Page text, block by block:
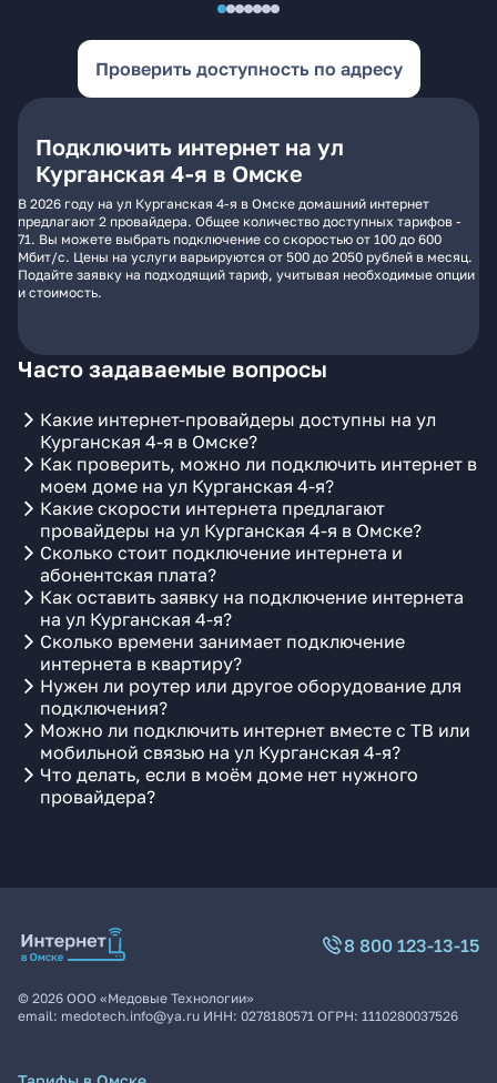
Проверить доступность по адресу
Подключить интернет на ул
Курганская 4-я в Омске
В 2026 году на ул Курганская 4-я в Омске домашний интернет
предлагают 2 провайдера. Общее количество доступных тарифов -
71. Вы можете выбрать подключение со скоростью от 100 до 600
Мбит/с. Цены на услуги варьируются от 500 до 2050 рублей в месяц.
Подайте заявку на подходящий тариф, учитывая необходимые опции
и стоимость.
Часто задаваемые вопросы
Какие интернет-провайдеры доступны на ул
Курганская 4-я в Омске?
Как проверить, можно ли подключить интернет в
моем доме на ул Курганская 4-я?
Какие скорости интернета предлагают
провайдеры на ул Курганская 4-я в Омске?
Сколько стоит подключение интернета и
абонентская плата?
Как оставить заявку на подключение интернета
на ул Курганская 4-я?
Сколько времени занимает подключение
интернета в квартиру?
Нужен ли роутер или другое оборудование для
подключения?
Можно ли подключить интернет вместе с ТВ или
мобильной связью на ул Курганская 4-я?
Что делать, если в моём доме нет нужного
провайдера?
8 800 123-13-15
© 2026 ООО «Медовые Технологии»
email: medotech.info@ya.ru ИНН: 0278180571 ОГРН: 1110280037526